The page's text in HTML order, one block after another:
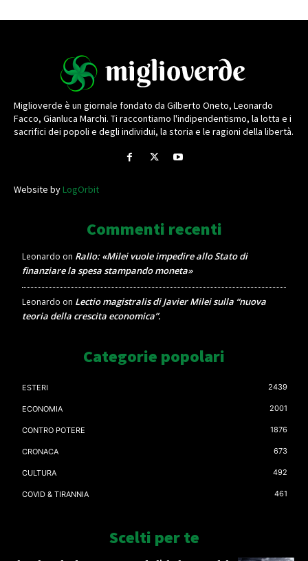
Miglioverde è un giornale fondato da Gilberto Oneto, Leonardo
Facco, Gianluca Marchi. Ti raccontiamo l'indipendentismo, la lotta e i
sacrifici dei popoli e degli individui, la storia e le ragioni della libertà.
Website byLogOrbit
Commenti recenti
Leonardo on Rallo: «Milei vuole impedire allo Stato di
finanziare la spesa stampando moneta»
Leonardo on Lectio magistralis di Javier Milei sulla “nuova
teoria della crescita economica”.
Categorie popolari
ESTERI 2439
ECONOMIA 2001
CONTRO POTERE 1876
CRONACA 673
CULTURA 492
COVID & TIRANNIA 461
Scelti per te